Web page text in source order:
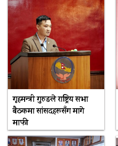
गृहमन्त्री गुरुङले राष्ट्रिय सभा
बैठकमा सांसदहरूसँग मागे
माफी